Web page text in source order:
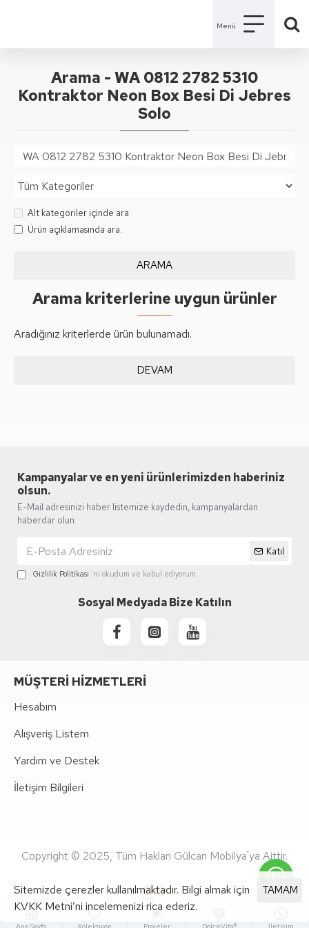
Arama - WA 0812 2782 5310
Kontraktor Neon Box Besi Di Jebres
Solo
Alt kategoriler içinde ara
Ürün açıklamasında ara.
ARAMA
Arama kriterlerine uygun ürünler
Aradığınız kriterlerde ürün bulunamadı.
DEVAM
Kampanyalar ve en yeni ürünlerimizden haberiniz
olsun.
E-Mail adresinizi haber listemize kaydedin, kampanyalardan
haberdar olun.
Katıl
Gizlilik Politikası 'ni okudum ve kabul ediyorum.
Sosyal Medyada Bize Katılın
MÜŞTERI HIZMETLERI
Hesabım
Alışveriş Listem
Yardım ve Destek
İletişim Bilgileri
Copyright © 2025, Tüm Hakları Gülcan Mobilya'ya Aittir.
Ana Sayfa Koleksiyon Projeler DolceVita® İletişim
TAMAM
Sitemizde çerezler kullanılmaktadır. Bilgi almak için
KVKK Metni’ni incelemenizi rica ederiz.